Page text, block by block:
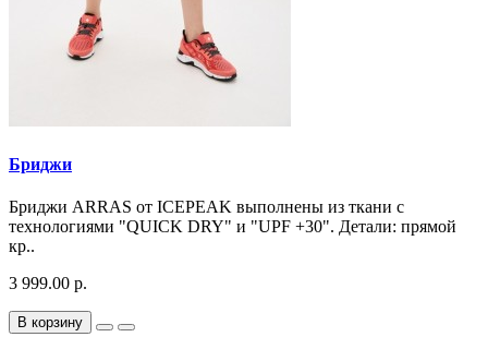
Бриджи
Бриджи ARRAS от ICEPEAK выполнены из ткани с
технологиями "QUICK DRY" и "UPF +30". Детали: прямой
кр..
3 999.00 р.
В корзину